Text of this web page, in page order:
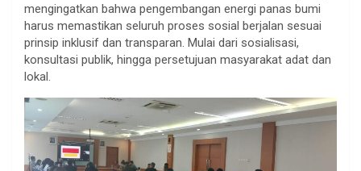
mengingatkan bahwa pengembangan energi panas bumi
harus memastikan seluruh proses sosial berjalan sesuai
prinsip inklusif dan transparan. Mulai dari sosialisasi,
konsultasi publik, hingga persetujuan masyarakat adat dan
lokal.